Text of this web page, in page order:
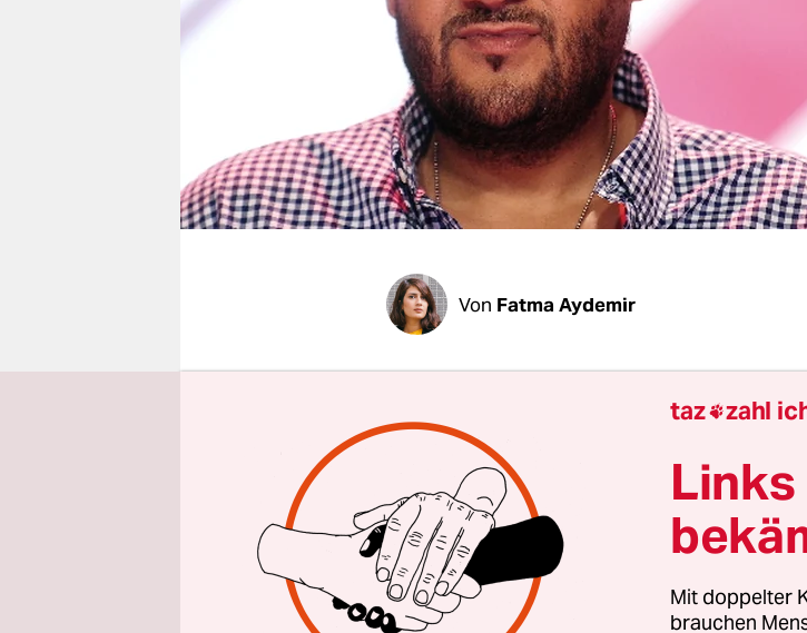
veranstaltungen
unterstützen
abo
genossenschaft
Von Fatma Aydemir
Da sitzt er und strahlt wie ein Buddha.
Jahrzehnten alle Eltern in Schrecken
diese traurigen Soullieder schreibt. Und
Xavier Naidoo zu Ruhm verhalf. Moses
Soloalbum veröffentlicht, inmitten der
X-Factor.
Dort ist er neben Sängerin Sarah Connor
taz zahl
Mit doppelter
brauchen